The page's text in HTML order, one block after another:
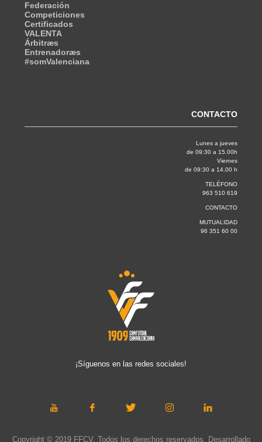
Federación
Competiciones
Certificados
VALENTA
Árbitræs
Entrenadoræs
#somValenciana
CONTACTO
Lunes a jueves
de 09:30 a 15.00h
Viernes
de 09:30 a 14.00 h
TELÉFONO
963 510 619
CONTACTO
MUTUALIDAD
96 351 60 00
¡Síguenos en las redes sociales!
Copyright © 2019 FFCV. Todos los derechos reservados. Desarrollado